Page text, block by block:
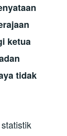
ketua
tidak